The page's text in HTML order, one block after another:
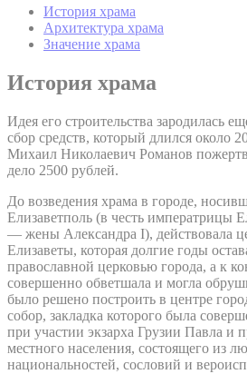
История храма
Архитектура храма
Значение храма
История храма
Идея его строительства зародилась
сбор средств, который длился около
Михаил Николаевич Романов
дело 2500 рублей.
До возведения храма в городе,
Елизаветполь (в честь императрицы
— жены Александра I), действовала
Елизаветы, которая долгие годы
православной церковью города, а к
совершенно обветшала и могла
было решено построить в центре
собор, закладка которого была
при участии экзарха Грузии Павла и
местного населения, состоящего из
национальностей, сословий и